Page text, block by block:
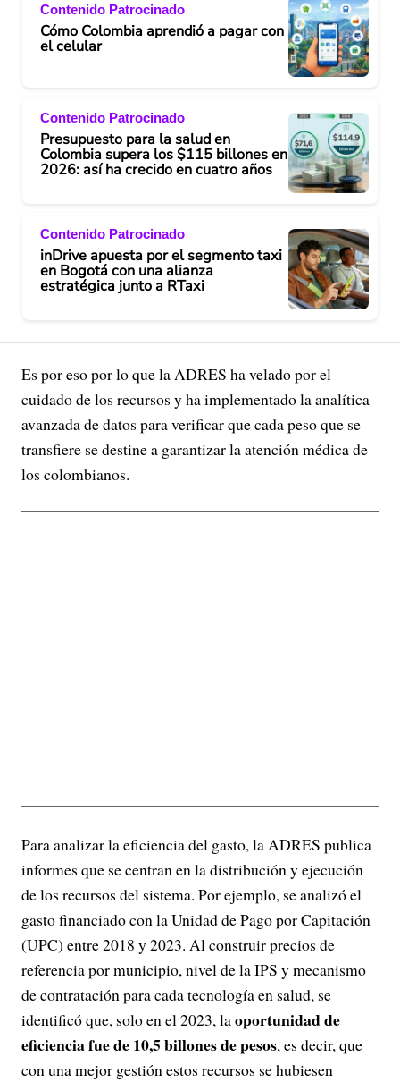
Contenido Patrocinado
Cómo Colombia aprendió a pagar con
el celular
Contenido Patrocinado
Presupuesto para la salud en
Colombia supera los $115 billones en
2026: así ha crecido en cuatro años
Contenido Patrocinado
inDrive apuesta por el segmento taxi
en Bogotá con una alianza
estratégica junto a RTaxi
Es por eso por lo que la ADRES ha velado por el
cuidado de los recursos y ha implementado la analítica
avanzada de datos para verificar que cada peso que se
transfiere se destine a garantizar la atención médica de
los colombianos.
Para analizar la eficiencia del gasto, la ADRES publica
informes que se centran en la distribución y ejecución
de los recursos del sistema. Por ejemplo, se analizó el
gasto financiado con la Unidad de Pago por Capitación
(UPC) entre 2018 y 2023. Al construir precios de
referencia por municipio, nivel de la IPS y mecanismo
de contratación para cada tecnología en salud, se
identificó que, solo en el 2023, laoportunidad de
eficiencia fue de 10,5 billones de pesos, es decir, que
con una mejor gestión estos recursos se hubiesen